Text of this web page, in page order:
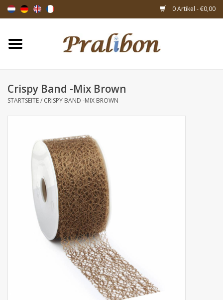
0 Artikel - €0,00
Startseite
Taschen & Beuteln
Geschenksartikeln
Verpackungsmaterialien
Crispy Band -Mix Brown
STARTSEITE/ CRISPY BAND -MIX BROWN